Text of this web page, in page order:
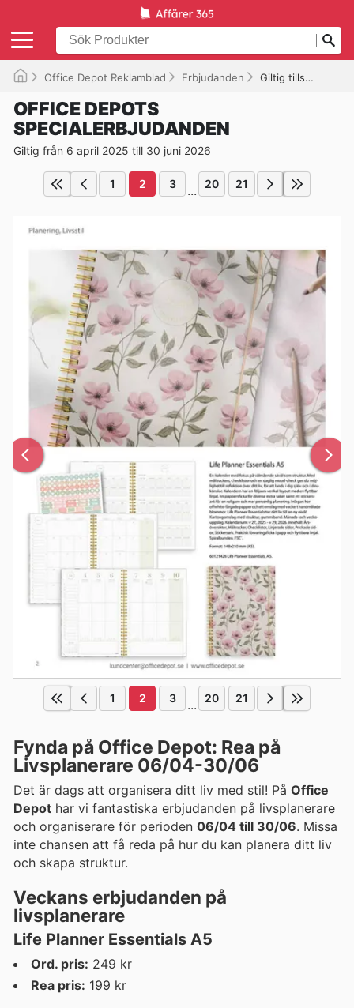
Office Depot Reklamblad Erbjudanden Giltig tills 2026-06-30
OFFICE DEPOTS
SPECIALERBJUDANDEN
Giltig från 6 april 2025 till 30 juni 2026
1 2 3 ... 20 21
1 2 3 ... 20 21
Fynda på Office Depot: Rea på
Livsplanerare 06/04-30/06
Det är dags att organisera ditt liv med stil! På Office
Depot har vi fantastiska erbjudanden på livsplanerare
och organiserare för perioden 06/04 till 30/06. Missa
inte chansen att få reda på hur du kan planera ditt liv
och skapa struktur.
Veckans erbjudanden på
livsplanerare
Life Planner Essentials A5
Ord. pris: 249 kr
Rea pris: 199 kr